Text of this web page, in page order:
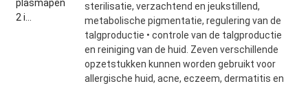
sterilisatie, verzachtend en jeukstillend,
metabolische pigmentatie, regulering van de
talgproductie • controle van de talgproductie
en reiniging van de huid. Zeven verschillende
opzetstukken kunnen worden gebruikt voor
allergische huid, acne, eczeem, dermatitis en